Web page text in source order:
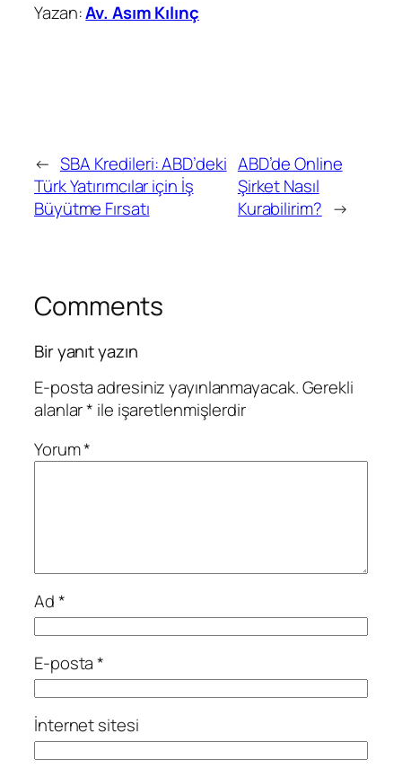
Yazan:Av. Asım Kılınç
← SBA Kredileri: ABD’deki
Türk Yatırımcılar için İş
Büyütme Fırsatı
ABD’de Online
Şirket Nasıl
Kurabilirim? →
Comments
Bir yanıt yazın
E-posta adresiniz yayınlanmayacak.Gerekli
alanlar* ile işaretlenmişlerdir
Yorum*
Ad*
E-posta*
İnternet sitesi